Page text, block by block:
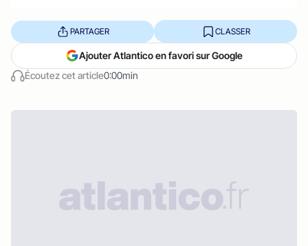
Écoutez cet article0:00min
PARTAGER CLASSER
Ajouter Atlantico en favori sur Google